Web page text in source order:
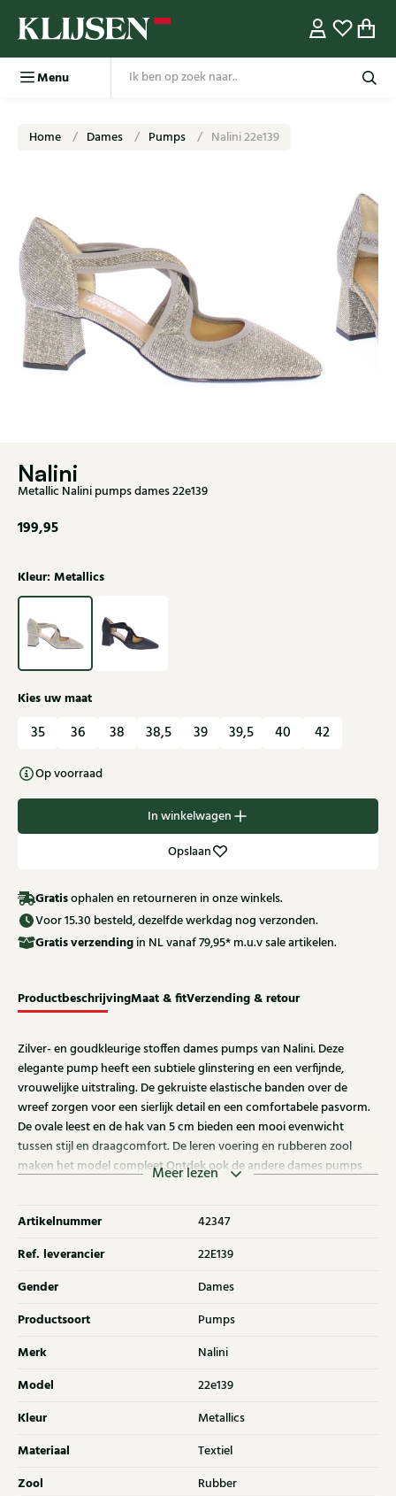
Menu
Home Dames Pumps Nalini 22e139
Nalini
Metallic Nalini pumps dames 22e139
199,95
Kleur: Metallics
Kies uw maat
35 36 38 38,5 39 39,5 40 42
Op voorraad
In winkelwagen
Opslaan
Gratisophalen en retourneren in onze winkels.
Voor 15.30 besteld, dezelfde werkdag nog verzonden.
Gratisverzending in NL vanaf 79,95* m.u.v sale artikelen.
ProductbeschrijvingMaat & fitVerzending & retour
Zilver- en goudkleurige stoffen dames pumps van Nalini. Deze
elegante pump heeft een subtiele glinstering en een verfijnde,
vrouwelijke uitstraling. De gekruiste elastische banden over de
wreef zorgen voor een sierlijk detail en een comfortabele pasvorm.
De ovale leest en de hak van 5 cm bieden een mooi evenwicht
tussen stijl en draagcomfort. De leren voering en rubberen zool
maken het model compleet.Ontdek ook de andere dames pumps
Meer lezen
Artikelnummer 42347
Ref. leverancier 22E139
Gender Dames
Productsoort Pumps
Merk Nalini
Model 22e139
Kleur Metallics
Materiaal Textiel
Zool Rubber